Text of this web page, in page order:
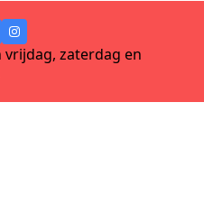
vrijdag, zaterdag en